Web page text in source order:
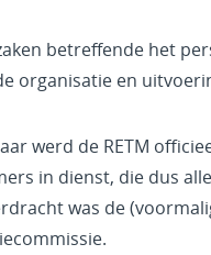
betreffende het
organisatie en
werd de RETM
in dienst, die dus
was de